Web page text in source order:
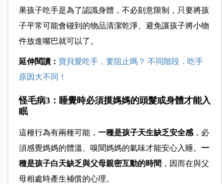
果孩子吃手是為了認識身體，不必刻意限制，只要將孩
子平常可能會碰到的物品清潔乾淨、避免讓孩子將小物
件放進嘴巴就可以了。
延伸閱讀： 寶貝愛吃手，要阻止嗎？ 不同階段．吃手
原因大不同！
怪毛病3：睡覺時必須摸媽媽的頭髮或身體才能入
眠
這種行為有兩種可能， 一種是孩子天生缺乏安全感，必
須感覺媽媽的體溫、嗅聞媽媽的氣味才能安心入睡。 一
種是孩子白天缺乏與父母親密互動的時間 ，因而在與父
母相處時產生補償的心理。